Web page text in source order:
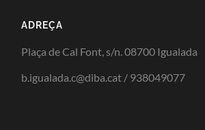
ADREÇA
Plaça de Cal Font, s/n. 08700 Igualada
b.igualada.c@diba.cat / 938049077